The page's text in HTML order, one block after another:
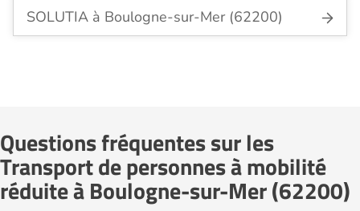
SOLUTIA à Boulogne-sur-Mer (62200)
Questions fréquentes sur les
Transport de personnes à mobilité
réduite à Boulogne-sur-Mer (62200)